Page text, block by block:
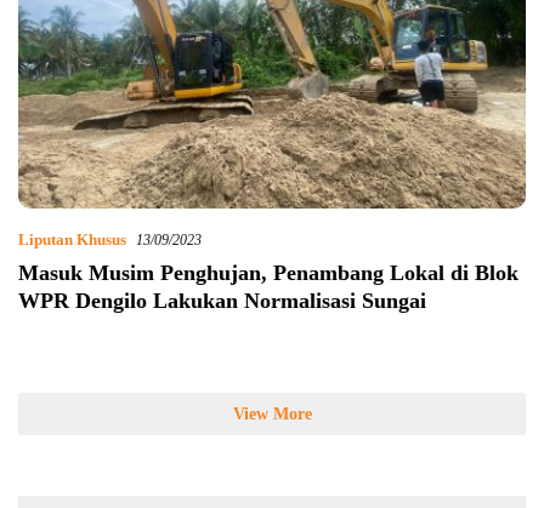
Liputan Khusus 13/09/2023
Masuk Musim Penghujan, Penambang Lokal di Blok
WPR Dengilo Lakukan Normalisasi Sungai
View More